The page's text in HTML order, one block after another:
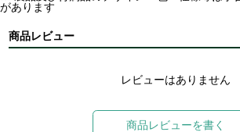
があります
商品レビュー
レビューはありません
商品レビューを書く